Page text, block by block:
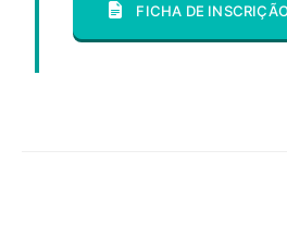
FICHA DE